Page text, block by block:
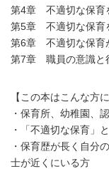
第4章 不適切な保育
第5章 不適切な保育
第6章 不適切な保育
第7章 職員の意識と
【この本はこんな方
・保育所、幼稚園、
・「不適切な保育」
・保育歴が長く自分
士が近くにいる方